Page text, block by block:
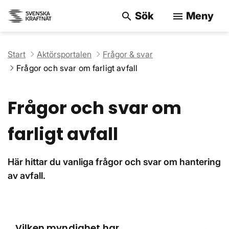
search Sök menu Meny
Start Aktörsportalen
Frågor & svar
Frågor och svar om farligt avfall
Frågor och svar om
farligt avfall
Här hittar du vanliga frågor och svar om hantering
av avfall.